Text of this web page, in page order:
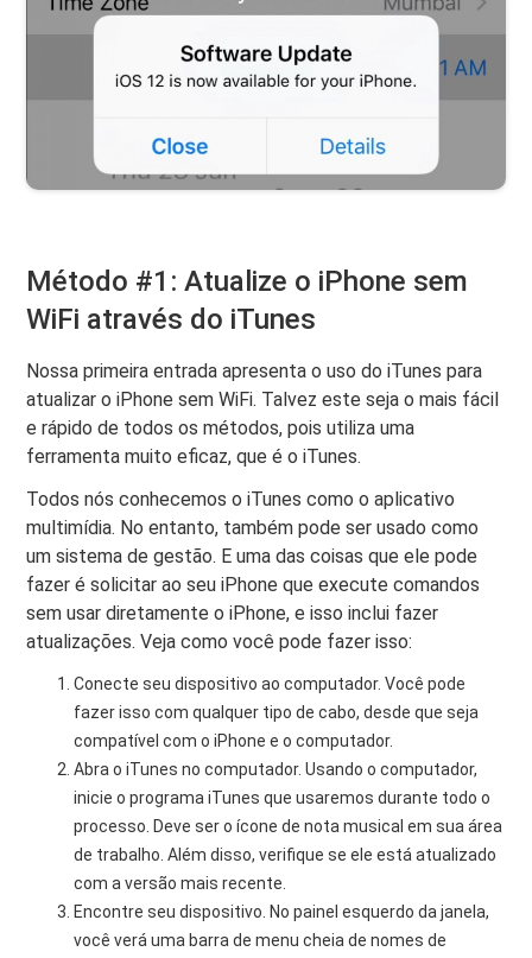
Método #1: Atualize o iPhone sem
WiFi através do iTunes
Nossa primeira entrada apresenta o uso do iTunes para
atualizar o iPhone sem WiFi. Talvez este seja o mais fácil
e rápido de todos os métodos, pois utiliza uma
ferramenta muito eficaz, que é o iTunes.
Todos nós conhecemos o iTunes como o aplicativo
multimídia. No entanto, também pode ser usado como
um sistema de gestão. E uma das coisas que ele pode
fazer é solicitar ao seu iPhone que execute comandos
sem usar diretamente o iPhone, e isso inclui fazer
atualizações. Veja como você pode fazer isso:
Conecte seu dispositivo ao computador. Você pode
fazer isso com qualquer tipo de cabo, desde que seja
compatível com o iPhone e o computador.
Abra o iTunes no computador. Usando o computador,
inicie o programa iTunes que usaremos durante todo o
processo. Deve ser o ícone de nota musical em sua área
de trabalho. Além disso, verifique se ele está atualizado
com a versão mais recente.
Encontre seu dispositivo. No painel esquerdo da janela,
você verá uma barra de menu cheia de nomes de